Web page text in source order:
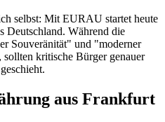
selbst: Mit EURAU startet heute
Deutschland. Während die
Souveränität" und "moderner
kritische Bürger genauer
aus Frankfurt